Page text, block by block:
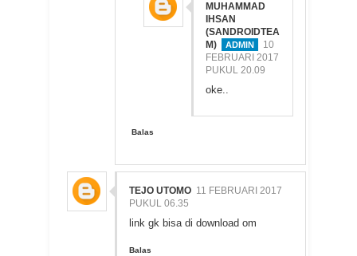
MUHAMMAD
IHSAN
(SANDROIDTEA
M)
10
FEBRUARI 2017
PUKUL 20.09
oke..
Balas
TEJO UTOMO 11 FEBRUARI 2017
PUKUL 06.35
link gk bisa di download om
Balas